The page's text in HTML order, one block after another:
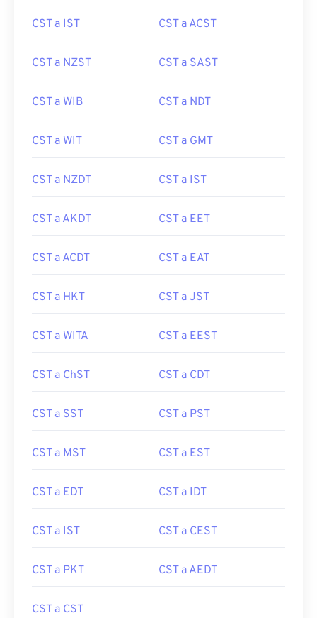
CST a IST CST a ACST
CST a NZST CST a SAST
CST a WIB CST a NDT
CST a WIT CST a GMT
CST a NZDT CST a IST
CST a AKDT CST a EET
CST a ACDT CST a EAT
CST a HKT CST a JST
CST a WITA CST a EEST
CST a ChST CST a CDT
CST a SST CST a PST
CST a MST CST a EST
CST a EDT CST a IDT
CST a IST CST a CEST
CST a PKT CST a AEDT
CST a CST